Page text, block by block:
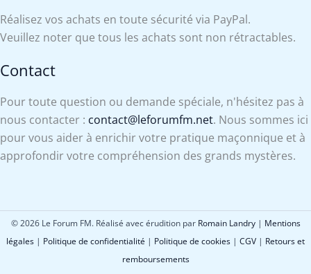
Réalisez vos achats en toute sécurité via PayPal.
Veuillez noter que tous les achats sont non rétractables.
Contact
Pour toute question ou demande spéciale, n'hésitez pas à
nous contacter : contact@leforumfm.net. Nous sommes ici
pour vous aider à enrichir votre pratique maçonnique et à
approfondir votre compréhension des grands mystères.
© 2026 Le Forum FM. Réalisé avec érudition par Romain Landry| Mentions
légales | Politique de confidentialité | Politique de cookies | CGV | Retours et
remboursements